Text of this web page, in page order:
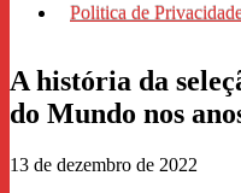
Politica de
A história da
do Mundo nos
13 de dezembro de 2022